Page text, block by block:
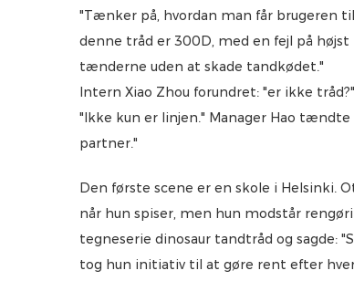
"Tænker på, hvordan man får brugeren
denne tråd er 300D, med en fejl på
tænderne uden at skade tandkødet."
Intern Xiao Zhou forundret: "er ikke tråd?"
"Ikke kun er linjen." Manager Hao
partner."
Den første scene er en skole i Helsinki.
når hun spiser, men hun modstår
tegneserie dinosaur tandtråd og sagde:
tog hun initiativ til at gøre rent efter